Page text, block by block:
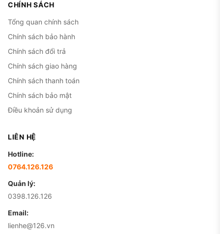
CHÍNH SÁCH
Tổng quan chính sách
Chính sách bảo hành
Chính sách đổi trả
Chính sách giao hàng
Chính sách thanh toán
Chính sách bảo mật
Điều khoản sử dụng
LIÊN HỆ
Hotline:
0764.126.126
Quản lý:
0398.126.126
Email:
lienhe@126.vn